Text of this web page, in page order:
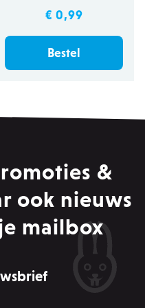
€ 0,99
Bestel
&
ook nieuws
mailbox
.zowizoo.be
Adobe Inc.
www.zowizoo.be
www.zowizoo.be
Adobe Inc.
www.zowizoo.be
www.zowizoo.be